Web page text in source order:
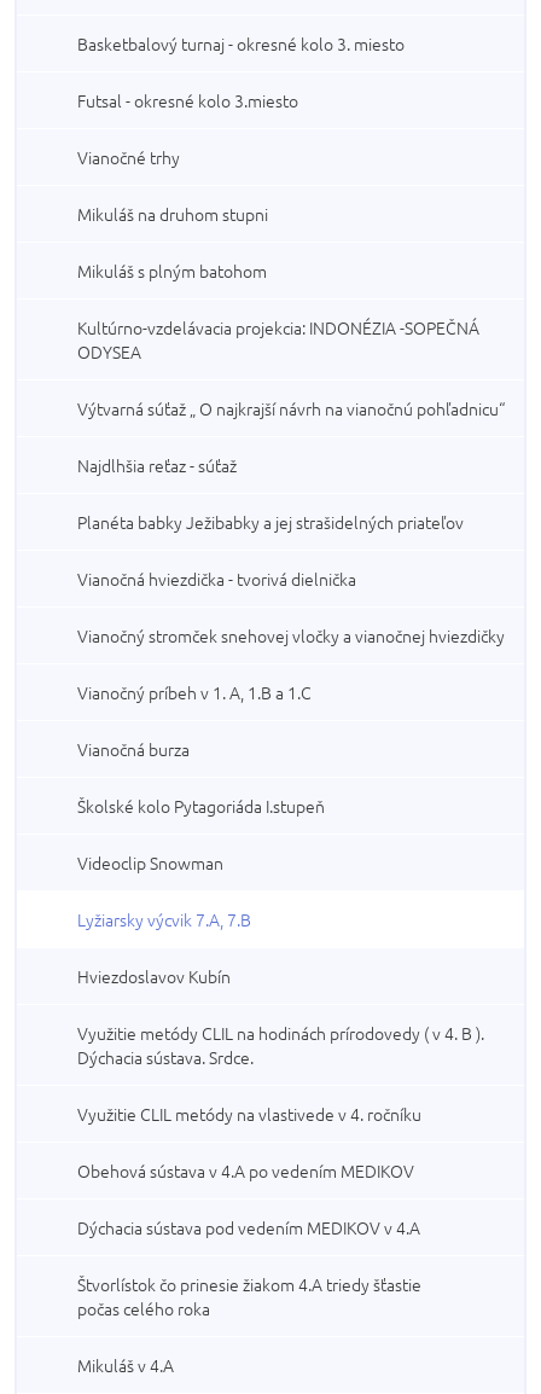
Basketbalový turnaj - okresné kolo 3. miesto
Futsal - okresné kolo 3.miesto
Vianočné trhy
Mikuláš na druhom stupni
Mikuláš s plným batohom
Kultúrno-vzdelávacia projekcia: INDONÉZIA -SOPEČNÁ
ODYSEA
Výtvarná súťaž „ O najkrajší návrh na vianočnú pohľadnicu“
Najdlhšia reťaz - súťaž
Planéta babky Ježibabky a jej strašidelných priateľov
Vianočná hviezdička - tvorivá dielnička
Vianočný stromček snehovej vločky a vianočnej hviezdičky
Vianočný príbeh v 1. A, 1.B a 1.C
Vianočná burza
Školské kolo Pytagoriáda I.stupeň
Videoclip Snowman
Lyžiarsky výcvik 7.A, 7.B
Hviezdoslavov Kubín
Využitie metódy CLIL na hodinách prírodovedy ( v 4. B ).
Dýchacia sústava. Srdce.
Využitie CLIL metódy na vlastivede v 4. ročníku
Obehová sústava v 4.A po vedením MEDIKOV
Dýchacia sústava pod vedením MEDIKOV v 4.A
Štvorlístok čo prinesie žiakom 4.A triedy šťastie
počas celého roka
Mikuláš v 4.A